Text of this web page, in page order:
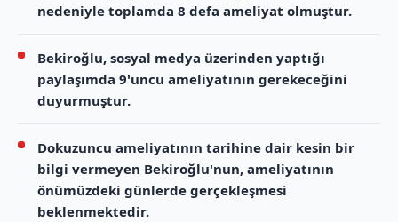
nedeniyle toplamda 8 defa ameliyat olmuştur.
Bekiroğlu, sosyal medya üzerinden yaptığı
paylaşımda 9'uncu ameliyatının gerekeceğini
duyurmuştur.
Dokuzuncu ameliyatının tarihine dair kesin bir
bilgi vermeyen Bekiroğlu'nun, ameliyatının
önümüzdeki günlerde gerçekleşmesi
beklenmektedir.